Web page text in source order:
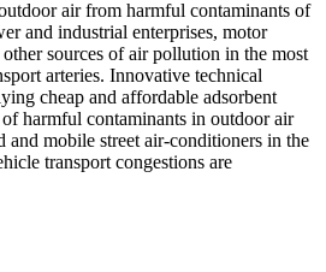
air from harmful contaminants of
and industrial enterprises, motor
other sources of air pollution in the most
arteries. Innovative technical
cheap and affordable adsorbent
harmful contaminants in outdoor air
mobile street air-conditioners in the
transport congestions are